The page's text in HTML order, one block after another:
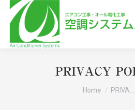
PRIVACY
You are here:
Home PRIVA…